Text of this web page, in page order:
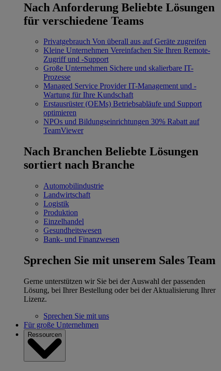
Nach Anforderung Beliebte Lösungen
für verschiedene Teams
Privatgebrauch Von überall aus auf Geräte zugreifen
Kleine Unternehmen Vereinfachen Sie Ihren Remote-
Zugriff und -Support
Große Unternehmen Sichere und skalierbare IT-
Prozesse
Managed Service Provider IT-Management und -
Wartung für Ihre Kundschaft
Erstausrüster (OEMs) Betriebsabläufe und Support
optimieren
NPOs und Bildungseinrichtungen 30% Rabatt auf
TeamViewer
Nach Branchen Beliebte Lösungen
sortiert nach Branche
Automobilindustrie
Landwirtschaft
Logistik
Produktion
Einzelhandel
Gesundheitswesen
Bank- und Finanzwesen
Sprechen Sie mit unserem Sales Team
Gerne unterstützen wir Sie bei der Auswahl der passenden
Lösung, bei Ihrer Bestellung oder bei der Aktualisierung Ihrer
Lizenz.
Sprechen Sie mit uns
Für große Unternehmen
Ressourcen